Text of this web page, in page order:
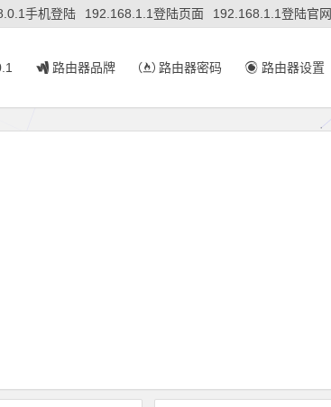
手机登陆 192.168.1.1登陆页面 192.168.1.1登陆官网
路由器品牌 路由器密码 路由器设置